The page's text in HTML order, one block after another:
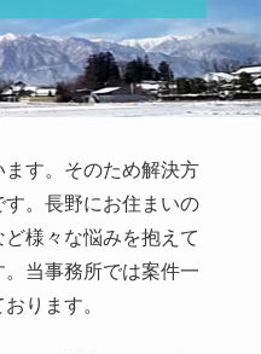
せ。飯田市女性
合。長野市女性
す。そのため解決方
。長野にお住まいの
様々な悩みを抱えて
当事務所では案件一
ります。